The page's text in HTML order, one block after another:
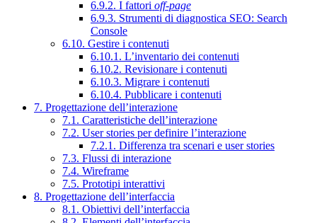
6.9.2. I fattori off-page
6.9.3. Strumenti di diagnostica SEO: Search
Console
6.10. Gestire i contenuti
6.10.1. L’inventario dei contenuti
6.10.2. Revisionare i contenuti
6.10.3. Migrare i contenuti
6.10.4. Pubblicare i contenuti
7. Progettazione dell’interazione
7.1. Caratteristiche dell’interazione
7.2. User stories per definire l’interazione
7.2.1. Differenza tra scenari e user stories
7.3. Flussi di interazione
7.4. Wireframe
7.5. Prototipi interattivi
8. Progettazione dell’interfaccia
8.1. Obiettivi dell’interfaccia